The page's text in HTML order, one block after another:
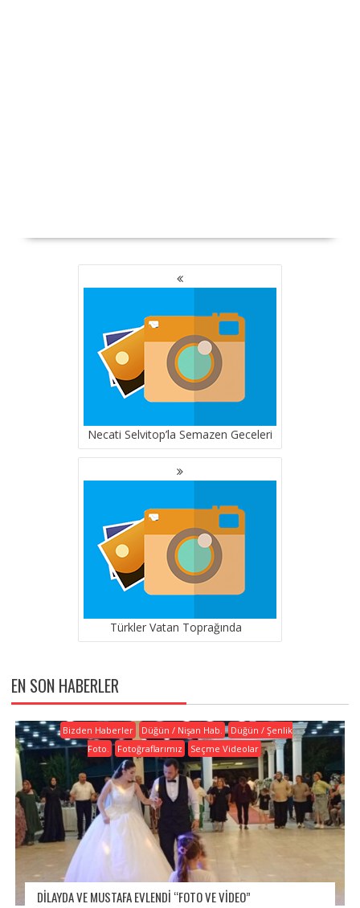
Necati Selvitop’la Semazen Geceleri
Türkler Vatan Toprağında
EN SON HABERLER
Bizden Haberler Düğün / Nişan Hab.
Düğün / Şenlik
Foto.
Fotoğraflarımız Seçme Videolar
DILAYDA VE MUSTAFA EVLENDI “FOTO VE VIDEO”